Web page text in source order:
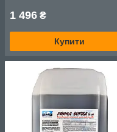
1 496 ₴
Купити